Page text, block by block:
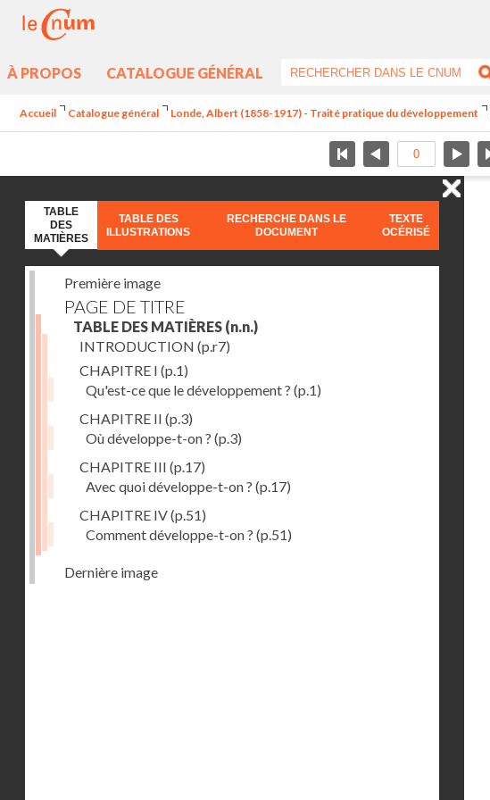
À PROPOS CATALOGUE GÉNÉRAL
Accueil Catalogue général Londe, Albert (1858-1917) - Traité pratique du développement
TABLE
DES
MATIÈRES
TABLE DES
ILLUSTRATIONS
RECHERCHE DANS LE
DOCUMENT
TEXTE
OCÉRISÉ
Première image
PAGE DE TITRE
TABLE DES MATIÈRES (n.n.)
INTRODUCTION (p.r7)
CHAPITRE I (p.1)
Qu'est-ce que le développement ? (p.1)
CHAPITRE II (p.3)
Où développe-t-on ? (p.3)
CHAPITRE III (p.17)
Avec quoi développe-t-on ? (p.17)
CHAPITRE IV(p.51)
Comment développe-t-on ? (p.51)
Dernière image